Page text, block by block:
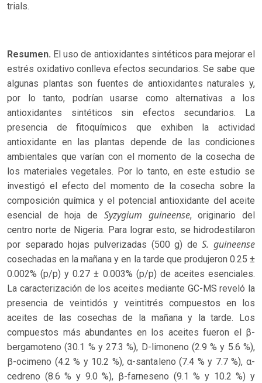
trials.
Resumen. El uso de antioxidantes sintéticos para mejorar el
estrés oxidativo conlleva efectos secundarios. Se sabe que
algunas plantas son fuentes de antioxidantes naturales y,
por lo tanto, podrían usarse como alternativas a los
antioxidantes sintéticos sin efectos secundarios. La
presencia de fitoquímicos que exhiben la actividad
antioxidante en las plantas depende de las condiciones
ambientales que varían con el momento de la cosecha de
los materiales vegetales. Por lo tanto, en este estudio se
investigó el efecto del momento de la cosecha sobre la
composición química y el potencial antioxidante del aceite
esencial de hoja de Syzygium guineense, originario del
centro norte de Nigeria. Para lograr esto, se hidrodestilaron
por separado hojas pulverizadas (500 g) deS. guineense
cosechadas en la mañana y en la tarde que produjeron 0.25 ±
0.002% (p/p) y 0.27 ± 0.003% (p/p) de aceites esenciales.
La caracterización de los aceites mediante GC-MS reveló la
presencia de veintidós y veintitrés compuestos en los
aceites de las cosechas de la mañana y la tarde. Los
compuestos más abundantes en los aceites fueron el β-
bergamoteno (30.1 % y 27.3 %), D-limoneno (2.9 % y 5.6 %),
β-ocimeno (4.2 % y 10.2 %), α-santaleno (7.4 % y 7.7 %), α-
cedreno (8.6 % y 9.0 %), β-farneseno (9.1 % y 10.2 %) y